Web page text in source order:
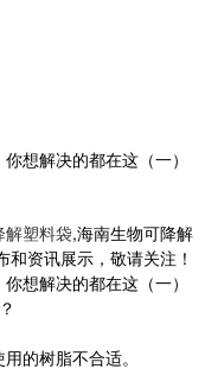
想解决的都在这（一）
解塑料袋,海南生物可降解
资讯展示，敬请关注！
想解决的都在这（一）
的树脂不合适。